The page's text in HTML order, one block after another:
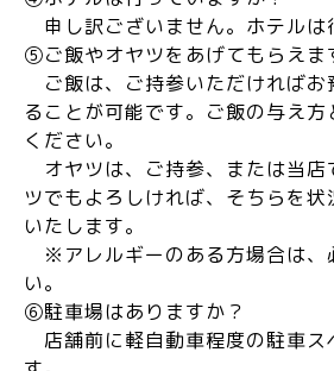
申し訳ございません。ホテルは
⑤ご飯やオヤツをあげてもらえま
ご飯は、ご持参いただければお
ることが可能です。ご飯の与え
ください。
オヤツは、ご持参、または当店
ツでもよろしければ、そちらを
いたします。
※アレルギーのある方場合は、
い。
⑥駐車場はありますか？
店舗前に軽自動車程度の駐車ス